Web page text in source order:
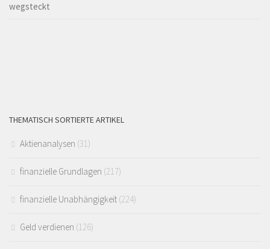
THEMATISCH SORTIERTE ARTIKEL
Aktienanalysen (31)
finanzielle Grundlagen (217)
finanzielle Unabhängigkeit (224)
Geld verdienen (126)